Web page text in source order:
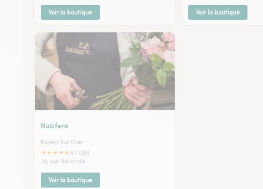
Voir la boutique Voir la boutique
Nucifera
Noyers Sur Cher
★★★★★4.7 (39)
39, rue Nationale
Voir la boutique